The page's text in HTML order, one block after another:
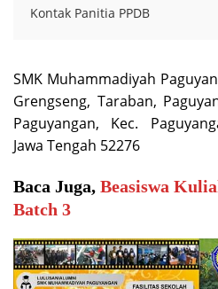
Kontak Panitia PPDB
SMK Muhammadiyah
Grengseng, Taraban,
Paguyangan, Kec.
Jawa Tengah 52276
Baca Juga, Beasiswa
Batch 3